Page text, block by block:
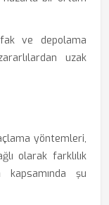
ve depolama
uzak
yöntemleri,
olarak farklılık
kapsamında şu